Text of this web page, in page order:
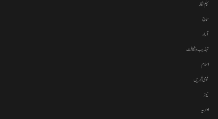
کالم نگار
سماج
آراء
تہذیب وثقافت
اسلام
قومی خبریں
نیوز
اداریہ